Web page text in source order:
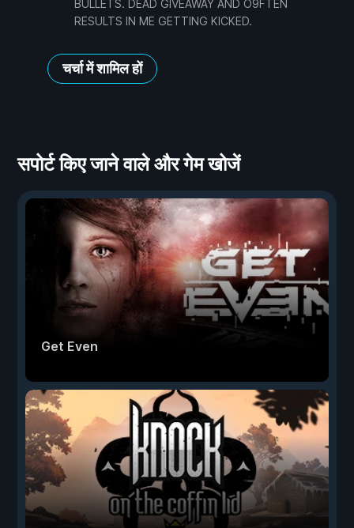
BULLETS. DEAD GIVEAWAY AND O9FTEN
RESULTS IN ME GETTING KICKED.
चर्चा में शामिल हों
सपोर्ट किए जाने वाले और गेम खोजें
Get Even